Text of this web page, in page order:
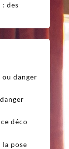
: des
danger
déco
pose